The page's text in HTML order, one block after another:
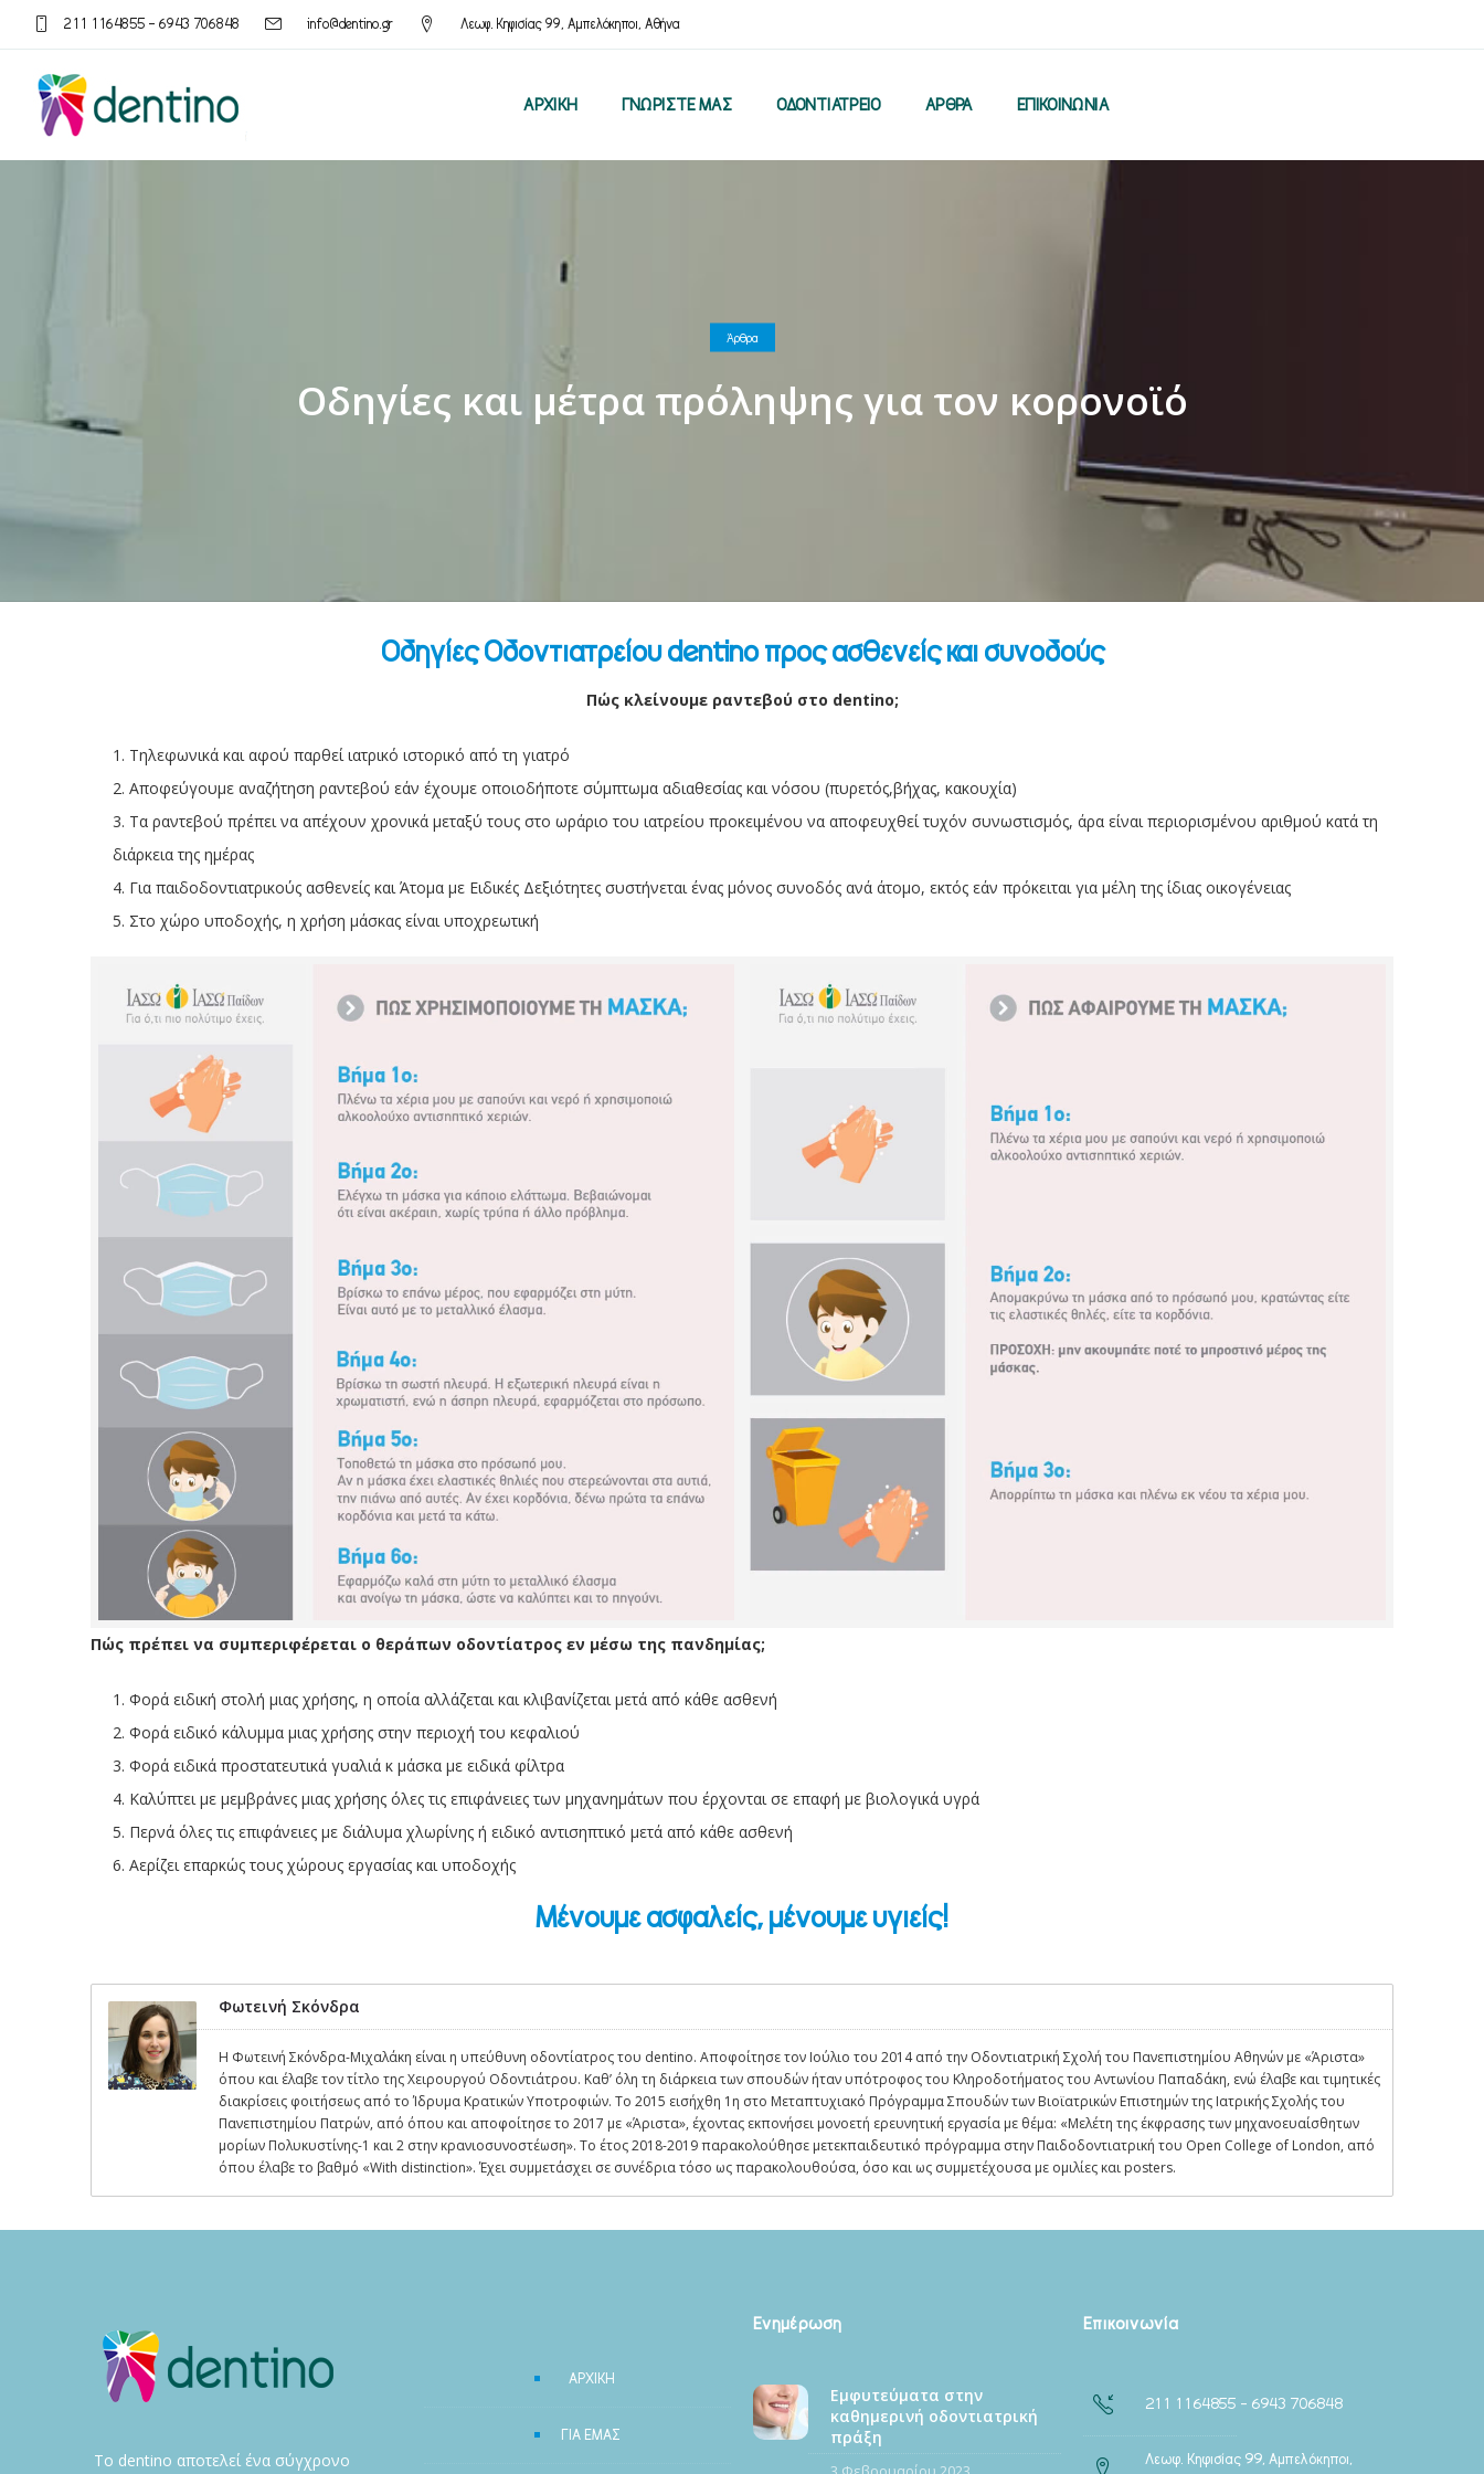
211 1164855 – 6943 706848 info@dentino.gr Λεωφ. Κηφισίας 99, Αμπελόκηποι, Αθήνα
ΑΡΧΙΚΗ ΓΝΩΡΙΣΤΕ ΜΑΣ ΟΔΟΝΤΙΑΤΡΕΙΟ ΑΡΘΡΑ ΕΠΙΚΟΙΝΩΝΙΑ
Άρθρα
Οδηγίες και μέτρα πρόληψης για τον κορονοϊό
Οδηγίες Οδοντιατρείου dentino προς ασθενείς και συνοδούς
Πώς κλείνουμε ραντεβού στο dentino;
Τηλεφωνικά και αφού παρθεί ιατρικό ιστορικό από τη γιατρό
Αποφεύγουμε αναζήτηση ραντεβού εάν έχουμε οποιοδήποτε σύμπτωμα αδιαθεσίας και νόσου (πυρετός,βήχας, κακουχία)
Τα ραντεβού πρέπει να απέχουν χρονικά μεταξύ τους στο ωράριο του ιατρείου προκειμένου να αποφευχθεί τυχόν συνωστισμός, άρα είναι περιορισμένου αριθμού κατά τη
διάρκεια της ημέρας
Για παιδοδοντιατρικούς ασθενείς και Άτομα με Ειδικές Δεξιότητες συστήνεται ένας μόνος συνοδός ανά άτομο, εκτός εάν πρόκειται για μέλη της ίδιας οικογένειας
Στο χώρο υποδοχής, η χρήση μάσκας είναι υποχρεωτική
Πώς πρέπει να συμπεριφέρεται ο θεράπων οδοντίατρος εν μέσω της πανδημίας;
Φορά ειδική στολή μιας χρήσης, η οποία αλλάζεται και κλιβανίζεται μετά από κάθε ασθενή
Φορά ειδικό κάλυμμα μιας χρήσης στην περιοχή του κεφαλιού
Φορά ειδικά προστατευτικά γυαλιά κ μάσκα με ειδικά φίλτρα
Καλύπτει με μεμβράνες μιας χρήσης όλες τις επιφάνειες των μηχανημάτων που έρχονται σε επαφή με βιολογικά υγρά
Περνά όλες τις επιφάνειες με διάλυμα χλωρίνης ή ειδικό αντισηπτικό μετά από κάθε ασθενή
Αερίζει επαρκώς τους χώρους εργασίας και υποδοχής
Μένουμε ασφαλείς, μένουμε υγιείς!
Φωτεινή Σκόνδρα
Η Φωτεινή Σκόνδρα-Μιχαλάκη είναι η υπεύθυνη οδοντίατρος του dentino. Αποφοίτησε τον Ιούλιο του 2014 από την Οδοντιατρική Σχολή του Πανεπιστημίου Αθηνών με «Άριστα»
όπου και έλαβε τον τίτλο της Χειρουργού Οδοντιάτρου. Καθ’ όλη τη διάρκεια των σπουδών ήταν υπότροφος του Κληροδοτήματος του Αντωνίου Παπαδάκη, ενώ έλαβε και τιμητικές
διακρίσεις φοιτήσεως από το Ίδρυμα Κρατικών Υποτροφιών. Το 2015 εισήχθη 1η στο Μεταπτυχιακό Πρόγραμμα Σπουδών των Βιοϊατρικών Επιστημών της Ιατρικής Σχολής του
Πανεπιστημίου Πατρών, από όπου και αποφοίτησε το 2017 με «Άριστα», έχοντας εκπονήσει μονοετή ερευνητική εργασία με θέμα: «Μελέτη της έκφρασης των μηχανοευαίσθητων
μορίων Πολυκυστίνης-1 και 2 στην κρανιοσυνοστέωση». Το έτος 2018-2019 παρακολούθησε μετεκπαιδευτικό πρόγραμμα στην Παιδοδοντιατρική του Open College of London, από
όπου έλαβε το βαθμό «With distinction». Έχει συμμετάσχει σε συνέδρια τόσο ως παρακολουθούσα, όσο και ως συμμετέχουσα με ομιλίες και posters.
Το dentino αποτελεί ένα σύγχρονο
ΑΡΧΙΚΗ
ΓΙΑ ΕΜΑΣ
Ενημέρωση
Εμφυτεύματα στην
καθημερινή οδοντιατρική
πράξη
Επικοινωνία
211 1164855 – 6943 706848
Λεωφ. Κηφισίας 99, Αμπελόκηποι,